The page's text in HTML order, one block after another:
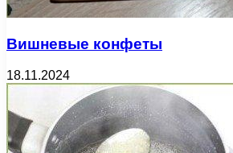
Вишневые конфеты
18.11.2024